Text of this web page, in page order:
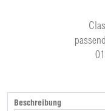
Beschreibung